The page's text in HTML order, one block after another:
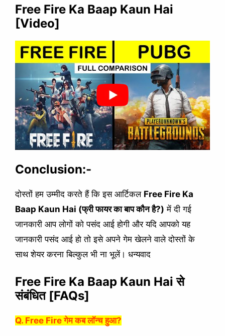
Free Fire Ka Baap Kaun Hai
[Video]
Conclusion:-
दोस्तों हम उम्मीद करते हैं कि इस आर्टिकल Free Fire Ka
Baap Kaun Hai (फ्री फायर का बाप कौन है?) में दी गई
जानकारी आप लोगों को पसंद आई होगी और यदि आपको यह
जानकारी पसंद आई हो तो इसे अपने गेम खेलने वाले दोस्तों के
साथ शेयर करना बिल्कुल भी ना भूलें। धन्यवाद
Free Fire Ka Baap Kaun Hai से
संबंधित [FAQs]
Q. Free Fire गेम कब लॉन्च हुआ?